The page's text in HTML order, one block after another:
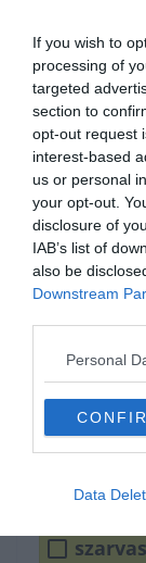
If you wish to
processing of
targeted
section to
opt-out request
interest-based
us or personal
your opt-out.
disclosure of
IAB’s list of
also be
Downstream
Personal
Data
Aki
varjat